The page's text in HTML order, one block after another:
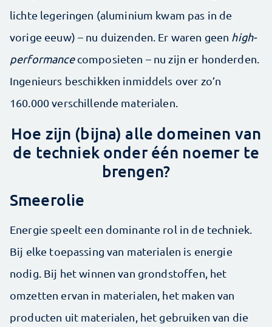
lichte legeringen (aluminium kwam pas in de
vorige eeuw) – nu duizenden. Er waren geen high-
performancecomposieten – nu zijn er honderden.
Ingenieurs beschikken inmiddels over zo’n
160.000 verschillende materialen.
Hoe zijn (bijna) alle domeinen van
de techniek onder één noemer te
brengen?
Smeerolie
Energie speelt een dominante rol in de techniek.
Bij elke toepassing van materialen is energie
nodig. Bij het winnen van grondstoffen, het
omzetten ervan in materialen, het maken van
producten uit materialen, het gebruiken van die